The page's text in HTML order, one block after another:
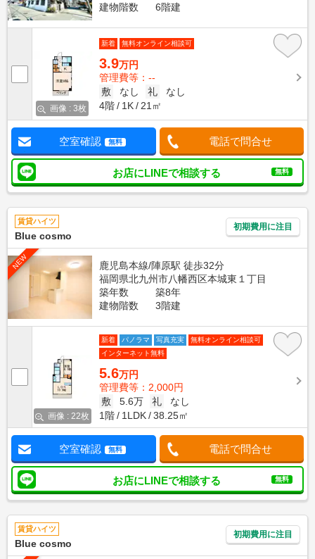
建物階数
6階建
画像 : 3枚
新着 無料オンライン相談可
3.9万円
管理費等：--
敷
なし 礼
なし
4階
1K 21㎡
空室確認 無料 電話で問合せ
お店にLINEで相談する 無料
賃貸ハイツ
Blue cosmo
初期費用に注目
NEW
鹿児島本線/陣原駅 徒歩32分
福岡県北九州市八幡西区本城東１丁目
築年数
築8年
建物階数
3階建
画像 : 22枚
新着 パノラマ 写真充実
無料オンライン相談可
インターネット無料
5.6万円
管理費等：2,000円
敷
5.6万 礼
なし
1階
1LDK 38.25㎡
空室確認 無料 電話で問合せ
お店にLINEで相談する 無料
賃貸ハイツ
Blue cosmo
初期費用に注目